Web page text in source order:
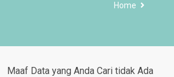
Home
Maaf Data yang Anda Cari tidak Ada